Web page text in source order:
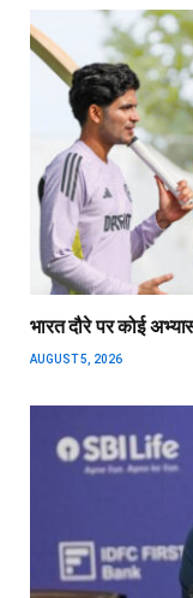
भारत दौरे पर कोई
AUGUST 5, 2026